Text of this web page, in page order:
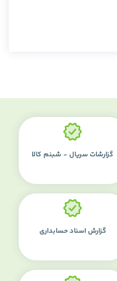
گزارشات سریال - شبنم کالا
گزارش اسناد حسابداری